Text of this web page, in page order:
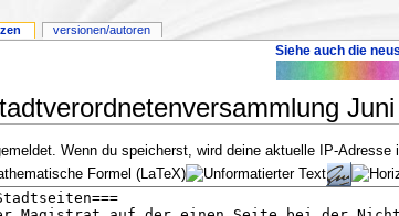
Siehe auch die
Wenn du speicherst, wird deine aktuelle IP-
versionen/autoren